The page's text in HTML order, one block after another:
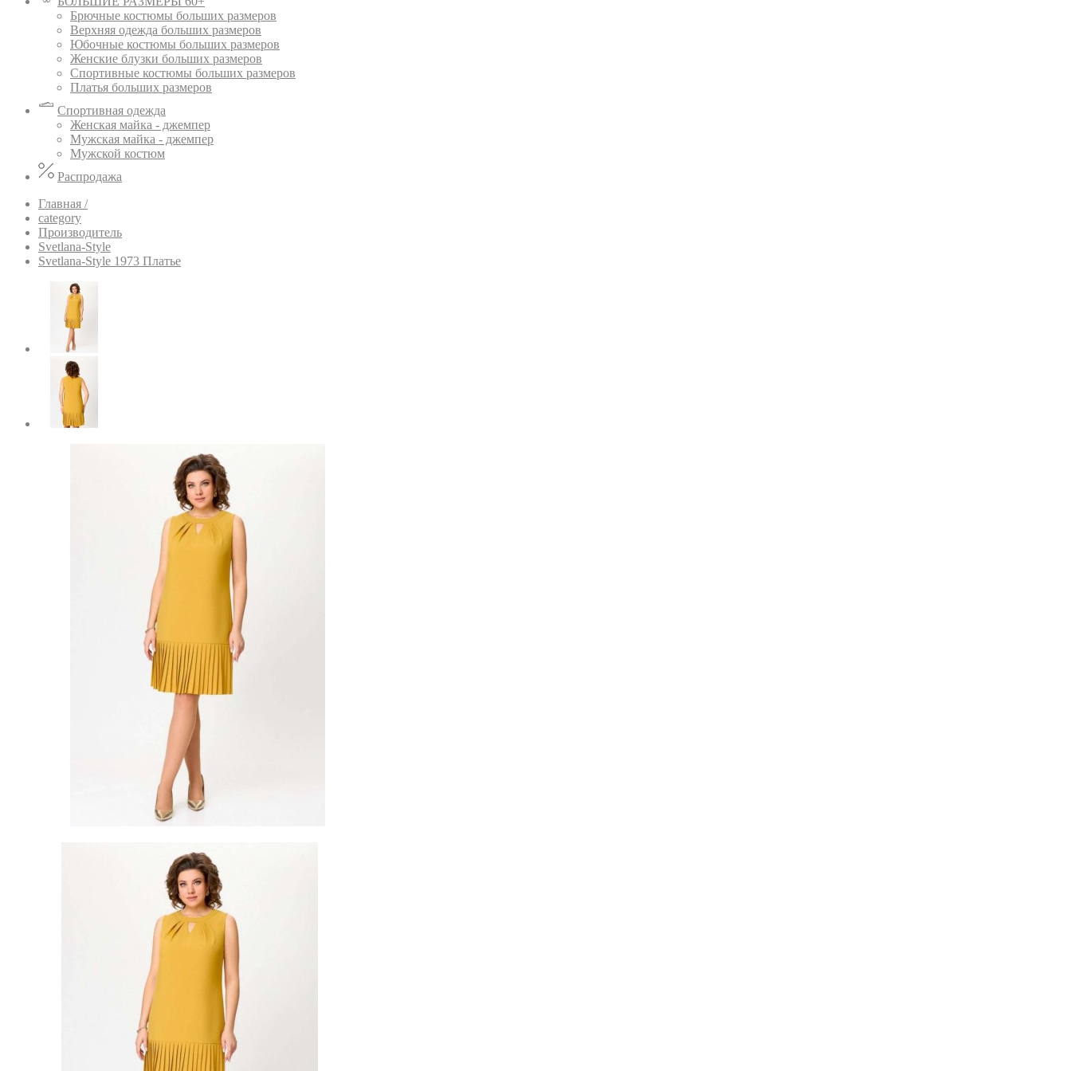
Брючные костюмы больших размеров
Верхняя одежда больших размеров
Юбочные костюмы больших размеров
Женские блузки больших размеров
Спортивные костюмы больших размеров
Платья больших размеров
Спортивная одежда
Женская майка - джемпер
Мужская майка - джемпер
Мужской костюм
Распродажа
Главная /
category
Производитель
Svetlana-Style
Svetlana-Style 1973 Платье